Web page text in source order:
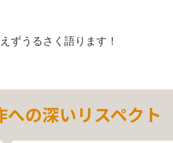
ずうるさく語ります！
の深いリスペクト